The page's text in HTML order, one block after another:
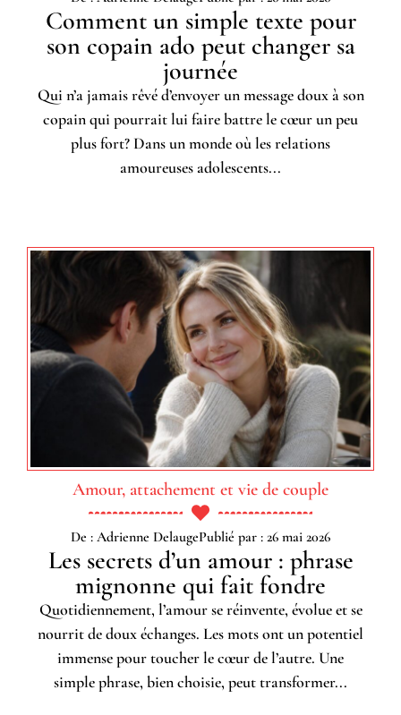
Comment un simple texte pour
son copain ado peut changer sa
journée
Qui n’a jamais rêvé d’envoyer un message doux à son
copain qui pourrait lui faire battre le cœur un peu
plus fort? Dans un monde où les relations
amoureuses adolescents...
Amour, attachement et vie de couple
De : Adrienne DelaugePublié par : 26 mai 2026
Les secrets d’un amour : phrase
mignonne qui fait fondre
Quotidiennement, l’amour se réinvente, évolue et se
nourrit de doux échanges. Les mots ont un potentiel
immense pour toucher le cœur de l’autre. Une
simple phrase, bien choisie, peut transformer...